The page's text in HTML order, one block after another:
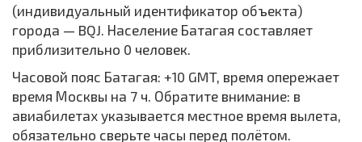
(индивидуальный идентификатор объекта)
города — BQJ. Население Батагая составляет
приблизительно 0 человек.
Часовой пояс Батагая: +10 GMT, время опережает
время Москвы на 7 ч. Обратите внимание: в
авиабилетах указывается местное время вылета,
обязательно сверьте часы перед полётом.